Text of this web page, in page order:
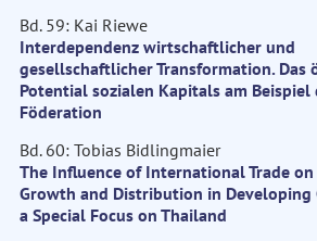
Bd. 59: Kai Riewe
Interdependenz wirtschaftlicher und
gesellschaftlicher Transformation. Das
Potential sozialen Kapitals am Beispiel
Föderation
Bd. 60: Tobias Bidlingmaier
The Influence of International Trade on
Growth and Distribution in Developing
a Special Focus on Thailand